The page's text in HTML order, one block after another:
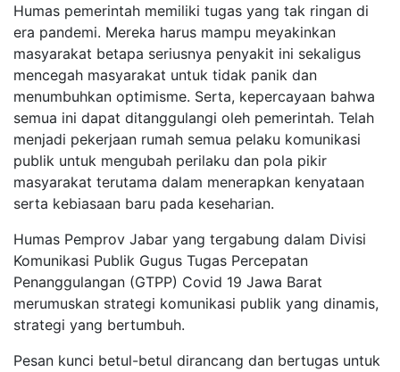
Humas pemerintah memiliki tugas yang tak ringan di
era pandemi. Mereka harus mampu meyakinkan
masyarakat betapa seriusnya penyakit ini sekaligus
mencegah masyarakat untuk tidak panik dan
menumbuhkan optimisme. Serta, kepercayaan bahwa
semua ini dapat ditanggulangi oleh pemerintah. Telah
menjadi pekerjaan rumah semua pelaku komunikasi
publik untuk mengubah perilaku dan pola pikir
masyarakat terutama dalam menerapkan kenyataan
serta kebiasaan baru pada keseharian.
Humas Pemprov Jabar yang tergabung dalam Divisi
Komunikasi Publik Gugus Tugas Percepatan
Penanggulangan (GTPP) Covid 19 Jawa Barat
merumuskan strategi komunikasi publik yang dinamis,
strategi yang bertumbuh.
Pesan kunci betul-betul dirancang dan bertugas untuk